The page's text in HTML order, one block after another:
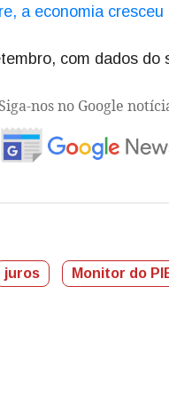
a economia cresceu
com dados do
nos no Google
juros Monitor do